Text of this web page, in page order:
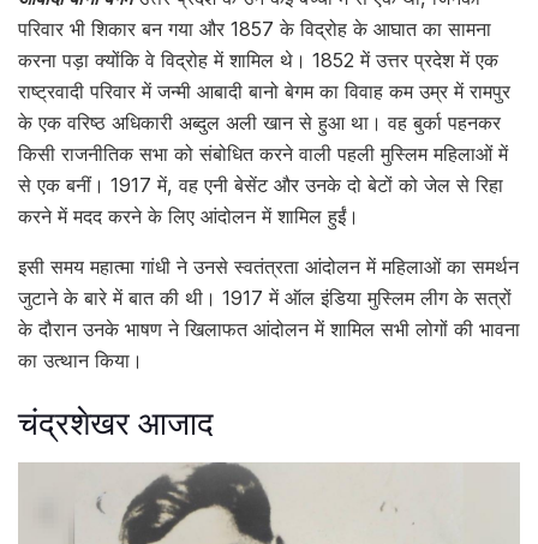
परिवार भी शिकार बन गया और 1857 के विद्रोह के आघात का सामना
करना पड़ा क्योंकि वे विद्रोह में शामिल थे। 1852 में उत्तर प्रदेश में एक
राष्ट्रवादी परिवार में जन्मी आबादी बानो बेगम का विवाह कम उम्र में रामपुर
के एक वरिष्ठ अधिकारी अब्दुल अली खान से हुआ था। वह बुर्का पहनकर
किसी राजनीतिक सभा को संबोधित करने वाली पहली मुस्लिम महिलाओं में
से एक बनीं। 1917 में, वह एनी बेसेंट और उनके दो बेटों को जेल से रिहा
करने में मदद करने के लिए आंदोलन में शामिल हुईं।
इसी समय महात्मा गांधी ने उनसे स्वतंत्रता आंदोलन में महिलाओं का समर्थन
जुटाने के बारे में बात की थी। 1917 में ऑल इंडिया मुस्लिम लीग के सत्रों
के दौरान उनके भाषण ने खिलाफत आंदोलन में शामिल सभी लोगों की भावना
का उत्थान किया।
चंद्रशेखर आजाद